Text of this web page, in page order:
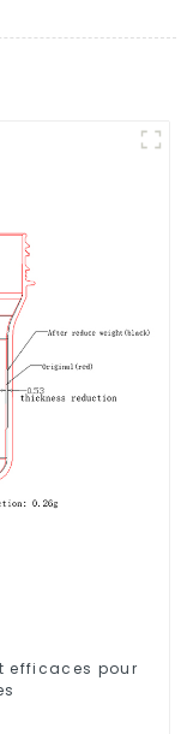
efficaces pour